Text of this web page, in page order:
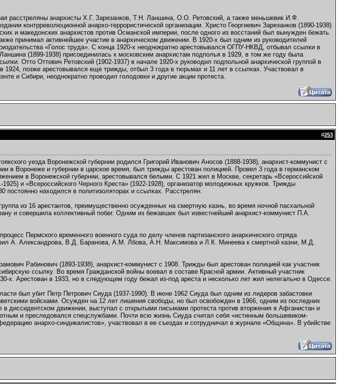
расстреляны анархисты Х.Г. Зарезанков, Т.Н. Ланшина, О.О. Ретовский, а также меньшевик И.Ф.
контрреволюционной анархо-террористической организации. Христо Георгиевич Зарезанков (1890-1938)
и македонских анархистов против Османской империи, после одного из восстаний был вынужден бежать
принимал активнейшее участие в анархическом движении. В 1920-х был одним из руководителей
«Голос труда». С конца 1920-х неоднократно арестовывался ОГПУ-НКВД, отбывал ссылки в
(1899-1938) присоединилась к московским анархистам подполья в 1929, в том же году была
Отто Оттович Ретовский (1902-1937) в начале 1920-х руководил подпольной анархической группой в
1924, позже арестовывался еще трижды, отбыл 3 года в тюрьмах и 11 лет в ссылках. Участвовал в
и Сибири, неоднократно проводил голодовки и другие акции протеста.
#253
уезда Воронежской губернии родился Григорий Иванович Аносов (1888-1938), анархист-коммунист с
в Воронеже и губернии в царское время, был трижды арестован полицией. Провел 3 года в германском
в Воронежской губернии, арестовывался белыми. С 1921 жил в Москве, секретарь «Всероссийской
и «Всероссийского Черного Креста» (1922-1928), организатор молодежных кружков. Трижды
постоянно находился в политизоляторах и ссылках. Расстрелян.
из 16 арестантов, преимущественно осужденных на смертную казнь, во время ночной пасхальной
и совершила коллективный побег. Одним из бежавших был известнейший анархист-коммунист П.А.
Пермского временного военного суда по делу членов партизанского анархического отряда
А. Александрова, В.Д. Баранова, А.М. Лбова, А.Н. Максимова и Л.К. Минеева к смертной казни, М.Д.
Рабинович (1893-1938), анархист-коммунист с 1908. Трижды был арестован полицией как участник
ссылку. Во время Гражданской войны воевал в составе Красной армии. Активный участник
х. Арестован в 1933, но в следующем году бежал из-под ареста и несколько лет жил нелегально в Одессе.
был убит Петр Петрович Сиуда (1937-1990). В июне 1962 Сиуда был одним из лидеров забастовки
войсками. Осужден на 12 лет лишения свободы, но был освобожден в 1966, одним из последних
в диссидентском движении, выступал с открытыми письмами протеста против вторжения в Афганистан и
и преследовался спецслужбами. Почти всю жизнь Сиуда считал себя «истинным большевиком-
анархо-синдикалистов», участвовал в ее съездах и сотрудничал в журнале «Община». В убийстве